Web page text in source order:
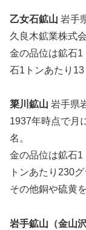
乙女石鉱山 岩手
久良木鉱業株式
金の品位は鉱石
石1トンあたり13
簗川鉱山 岩手県
1937年時点で月
名。
金の品位は鉱石
トンあたり230グ
その他銅や硫黄
岩手鉱山（金山